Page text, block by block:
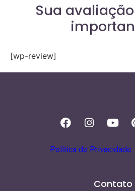
Sua
[wp-review]
Política de Privacidade
Contato